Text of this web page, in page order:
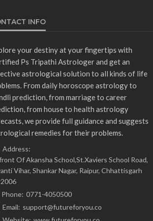
INFO
your destiny at your fingertips with
Ps Tripathi Astrologer and get an
astrological solution to all kinds of life
From daily horoscope astrology to
prediction, from marriage to career
from house to health astrology
we provide full guidance and suggests
remedies for their problems.
Address:
Of Akansha School,St.Xaviers School Road,
Vihar, Shankar Nagar, Raipur, Chhattisgarh
Phone: 0771-4050500
Email: support@futureforyou.co